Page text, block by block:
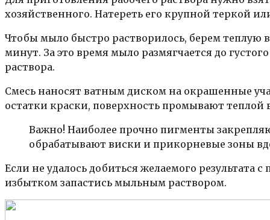
хозяйственного. Натереть его крупной теркой
Чтобы мыло быстро растворилось, берем теплую
минут. За это время мыло размягчается до
раствора.
Смесь наносят ватным диском на окрашенные
остатки краски, поверхность промывают теплой
Важно! Наиболее прочно пигменты
обрабатывают виски и прикорневые зоны
Если не удалось добиться желаемого результата
избытком запастись мыльным раствором.